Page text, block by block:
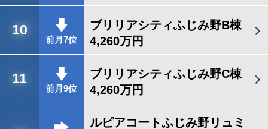
10
前月7位
ブリリアシティふじみ野B棟
4,260万円
11
前月9位
ブリリアシティふじみ野C棟
4,260万円
ルピアコートふじみ野リュミ